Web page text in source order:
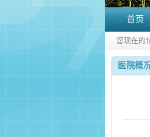
首页
您现在的
医院概